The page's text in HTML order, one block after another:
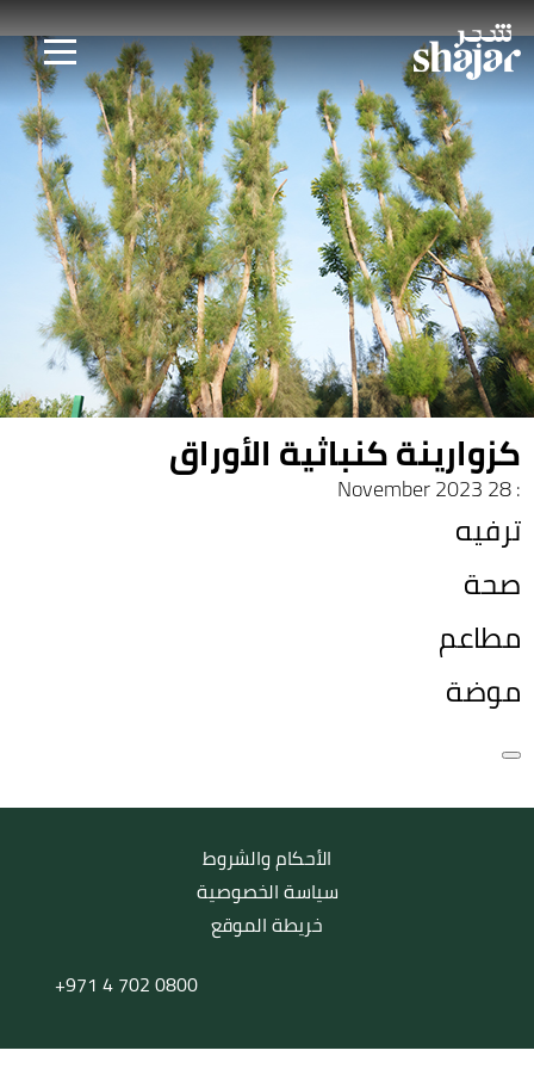
كزوارينة كنباثية الأوراق
: 28 November 2023
ترفيه
صحة
مطاعم
موضة
الأحكام والشروط
سياسة الخصوصية
خريطة الموقع
+971 4 702 0800